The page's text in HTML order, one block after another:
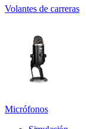
Volantes de carreras
Micrófonos